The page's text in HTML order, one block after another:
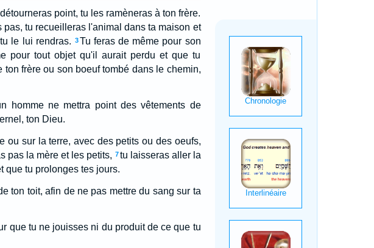
point, tu les ramèneras à ton frère.
tu recueilleras l'animal dans ta maison et
le lui rendras. 3Tu feras de même pour son
pour tout objet qu'il aurait perdu et que tu
ton frère ou son boeuf tombé dans le chemin,
homme ne mettra point des vêtements de
ton Dieu.
ou sur la terre, avec des petits ou des oeufs,
pas la mère et les petits, 7 tu laisseras aller la
que tu prolonges tes jours.
ton toit, afin de ne pas mettre du sang sur ta
que tu ne jouisses ni du produit de ce que tu